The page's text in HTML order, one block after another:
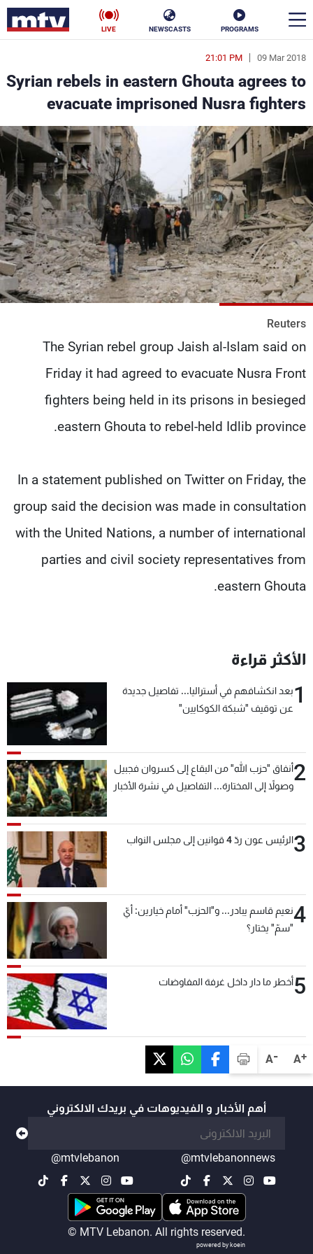
PROGRAMS
NEWSCASTS
LIVE
A+
A-
09 Mar 2018
21:01 PM
Syrian rebels in eastern Ghouta agrees to
evacuate imprisoned Nusra fighters
Reuters
The Syrian rebel group Jaish al-Islam said on
Friday it had agreed to evacuate Nusra Front
fighters being held in its prisons in besieged
eastern Ghouta to rebel-held Idlib province.
In a statement published on Twitter on Friday, the
group said the decision was made in consultation
with the United Nations, a number of international
parties and civil society representatives from
eastern Ghouta.
الأكثر قراءة
1بعد انكشافهم في أستراليا... تفاصيل جديدة
عن توقيف "شبكة الكوكايين"
2أنفاق "حزب الله" من البقاع إلى كسروان فجبيل
وصولاً إلى المختارة... التفاصيل في نشرة الأخبار
3الرئيس عون ردّ 4 قوانين إلى مجلس النواب
4نعيم قاسم يبادر... و"الحزب" أمام خيارين: أيّ
"سمّ" يختار؟
5أخطر ما دار داخل غرفة المفاوضات
أهم الأخبار و الفيديوهات في بريدك الالكتروني
@mtvlebanonnews
@mtvlebanon
© MTV Lebanon. All rights reserved.
powered by koein
en
الأخبار
سياسة ناس
إقتصاد فن
منوعات رياضة
كأس العالم
البرامج
جدول البرامج
شاهد البرامج
الترددات
عن MTV
الإنـتـاج
لاعلاناتكم
وظائف
تواصل معنا
شروط الإسـتخدام